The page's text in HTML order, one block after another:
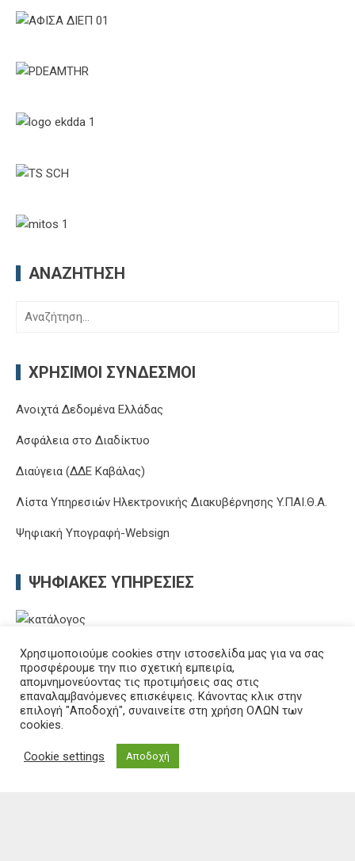
ΑΝΑΖΉΤΗΣΗ
Αναζήτηση
ΧΡΉΣΙΜΟΙ ΣΎΝΔΕΣΜΟΙ
Ανοιχτά Δεδομένα Ελλάδας
Ασφάλεια στο Διαδίκτυο
Διαύγεια (ΔΔΕ Καβάλας)
Λίστα Υπηρεσιών Ηλεκτρονικής Διακυβέρνησης Y.ΠΑΙ.Θ.Α.
Ψηφιακή Υπογραφή-Websign
ΨΗΦΙΑΚΈΣ ΥΠΗΡΕΣΊΕΣ
Δ.Δ.Ε. Καβάλας, Εθνικής Αντίστασης 20, Διοικητήριο, 5ος όροφος,
Καβάλα 65110
εμπιστευτική αλληλογραφία: empdkav@sch.gr
Χρησιμοποιούμε cookies στην ιστοσελίδα μας για να σας
προσφέρουμε την πιο σχετική εμπειρία,
απομνημονεύοντας τις προτιμήσεις σας στις
επαναλαμβανόμενες επισκέψεις. Κάνοντας κλικ στην
επιλογή "Αποδοχή", συναινείτε στη χρήση ΟΛΩΝ των
cookies.
Cookie settings Αποδοχή